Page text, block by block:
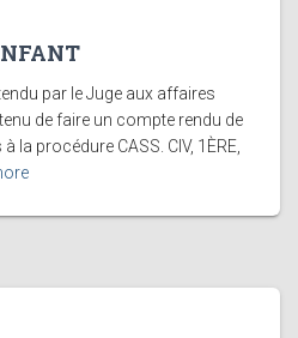
par le Juge aux affaires
de faire un compte rendu de
la procédure CASS. CIV, 1ÈRE,